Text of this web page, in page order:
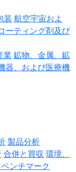
装 航空宇宙およ
ーティング剤及び
業 鉱物、金属、鉱
器、および医療機
製品分析
合併と買収 環境、
ンチマーク